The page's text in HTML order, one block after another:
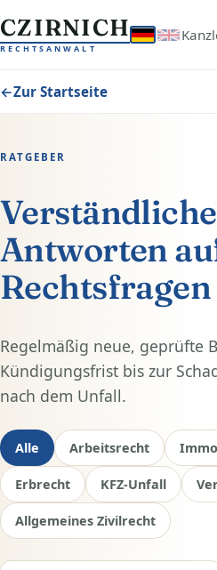
CZIRNICH
RECHTSANWALT
←Zur Startseite
RATGEBER
Verständliche
Antworten
Rechtsfragen
Regelmäßig neue, geprüfte
Kündigungsfrist bis zur
nach dem Unfall.
Alle Arbeitsrecht
Erbrecht KFZ-Unfall
Allgemeines Zivilrecht